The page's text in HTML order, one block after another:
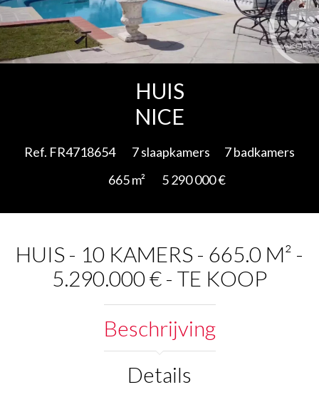
HUIS
NICE
Ref. FR4718654 7 slaapkamers
7 badkamers
665 m²
5 290 000 €
HUIS - 10 KAMERS - 665.0 M² -
5.290.000 € - TE KOOP
Beschrijving
Details